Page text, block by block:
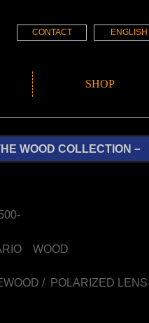
ENGLISH
CONTACT
SHOP
WOOD COLLECTION－
WOOD
/ POLARIZED LENS